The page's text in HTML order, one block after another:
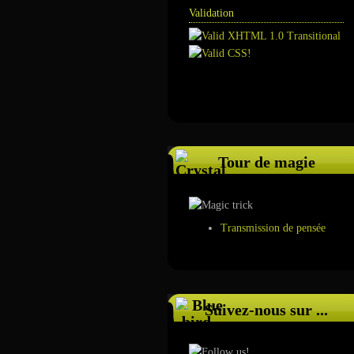
Validation
Tour de magie
Transmission de pensée
Suivez-nous sur ...